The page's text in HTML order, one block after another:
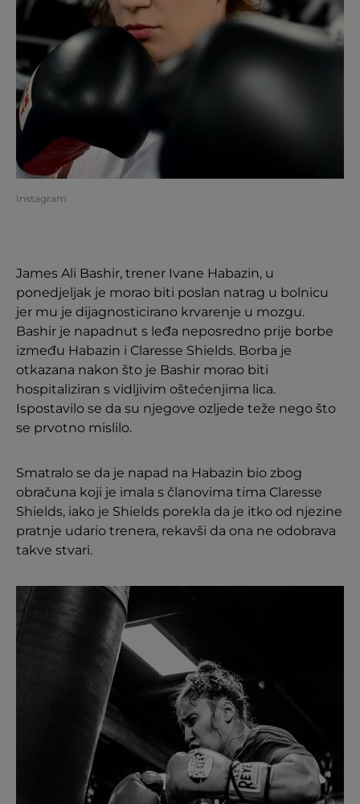
Instagram
James Ali Bashir, trener Ivane Habazin, u
ponedjeljak je morao biti poslan natrag u bolnicu
jer mu je dijagnosticirano krvarenje u mozgu.
Bashir je napadnut s leđa neposredno prije borbe
između Habazin i Claresse Shields. Borba je
otkazana nakon što je Bashir morao biti
hospitaliziran s vidljivim oštećenjima lica.
Ispostavilo se da su njegove ozljede teže nego što
se prvotno mislilo.
Smatralo se da je napad na Habazin bio zbog
obračuna koji je imala s članovima tima Claresse
Shields, iako je Shields porekla da je itko od njezine
pratnje udario trenera, rekavši da ona ne odobrava
takve stvari.